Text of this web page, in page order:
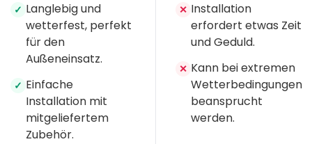
✓ Langlebig und
wetterfest, perfekt
für den
Außeneinsatz.
✓ Einfache
Installation mit
mitgeliefertem
Zubehör.
✕ Installation
erfordert etwas Zeit
und Geduld.
✕ Kann bei extremen
Wetterbedingungen
beansprucht
werden.